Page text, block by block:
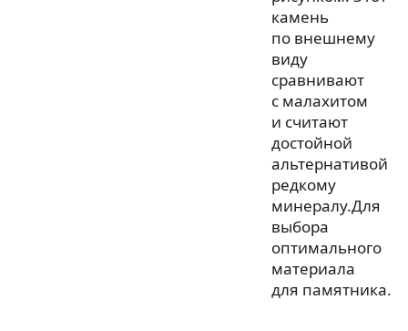
камень
по внешнему
виду
сравнивают
с малахитом
и считают
достойной
альтернативой
редкому
минералу.Для
выбора
оптимального
материала
для памятника.